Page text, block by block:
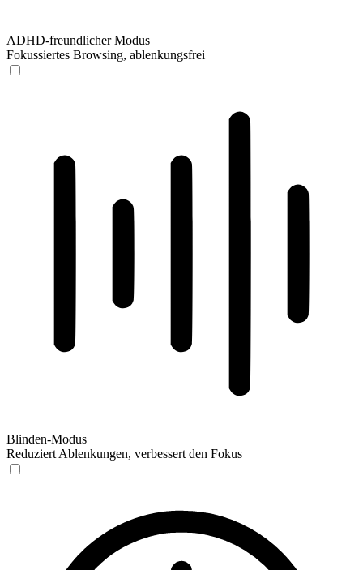
ADHD-freundlicher Modus
Fokussiertes Browsing, ablenkungsfrei
Blinden-Modus
Reduziert Ablenkungen, verbessert den Fokus